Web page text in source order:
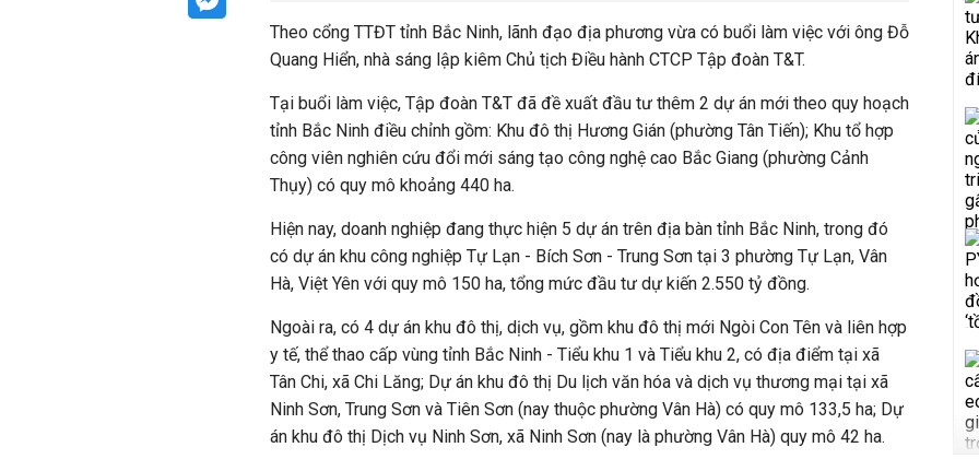
Theo cổng TTĐT tỉnh Bắc Ninh, lãnh đạo địa phương vừa có buổi làm việc với ông Đỗ
Quang Hiển, nhà sáng lập kiêm Chủ tịch Điều hành CTCP Tập đoàn T&T.
Tại buổi làm việc, Tập đoàn T&T đã đề xuất đầu tư thêm 2 dự án mới theo quy hoạch
tỉnh Bắc Ninh điều chỉnh gồm: Khu đô thị Hương Gián (phường Tân Tiến); Khu tổ hợp
công viên nghiên cứu đổi mới sáng tạo công nghệ cao Bắc Giang (phường Cảnh
Thụy) có quy mô khoảng 440 ha.
Hiện nay, doanh nghiệp đang thực hiện 5 dự án trên địa bàn tỉnh Bắc Ninh, trong đó
có dự án khu công nghiệp Tự Lạn - Bích Sơn - Trung Sơn tại 3 phường Tự Lạn, Vân
Hà, Việt Yên với quy mô 150 ha, tổng mức đầu tư dự kiến 2.550 tỷ đồng.
Ngoài ra, có 4 dự án khu đô thị, dịch vụ, gồm khu đô thị mới Ngòi Con Tên và liên hợp
y tế, thể thao cấp vùng tỉnh Bắc Ninh - Tiểu khu 1 và Tiểu khu 2, có địa điểm tại xã
Tân Chi, xã Chi Lăng; Dự án khu đô thị Du lịch văn hóa và dịch vụ thương mại tại xã
Ninh Sơn, Trung Sơn và Tiên Sơn (nay thuộc phường Vân Hà) có quy mô 133,5 ha; Dự
án khu đô thị Dịch vụ Ninh Sơn, xã Ninh Sơn (nay là phường Vân Hà) quy mô 42 ha.